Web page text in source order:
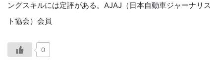
ングスキルには定評がある。AJAJ（日本自動車ジャーナリス
ト協会）会員
0